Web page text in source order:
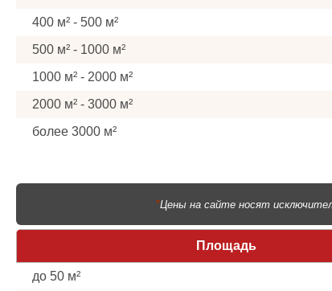
400 м² - 500 м²
500 м² - 1000 м²
1000 м² - 2000 м²
2000 м² - 3000 м²
более 3000 м²
*Цены на сайте носят
Площадь
до 50 м²